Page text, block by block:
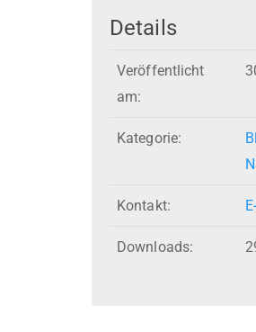
Details
Veröffentlicht
am:
Kategorie:
Kontakt:
Downloads: